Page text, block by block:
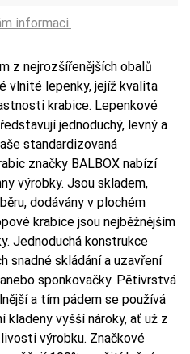
informaci.
z nejrozšířenějších obalů
vlnité lepenky, jejíž kvalita
krabice. Lepenkové
jednoduchý, levný a
standardizovaná
značky BALBOX nabízí
výrobky. Jsou skladem,
dodávány v plochém
krabice jsou nejběžnějším
Jednoduchá konstrukce
snadné skládání a uzavření
sponkovačky. Pětivrstvá
a tím pádem se používá
kladeny vyšší nároky, ať už z
výrobku. Značkové